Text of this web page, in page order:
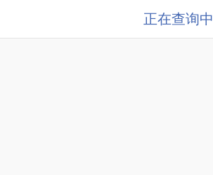
正在查询中